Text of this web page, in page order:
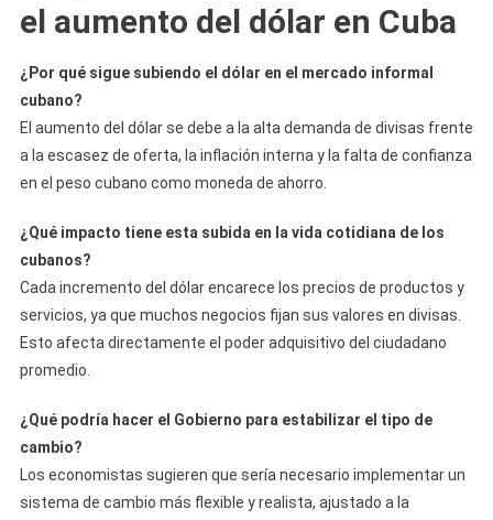
el aumento del dólar en Cuba
¿Por qué sigue subiendo el dólar en el mercado informal
cubano?
El aumento del dólar se debe a la alta demanda de divisas frente
a la escasez de oferta, la inflación interna y la falta de confianza
en el peso cubano como moneda de ahorro.
¿Qué impacto tiene esta subida en la vida cotidiana de los
cubanos?
Cada incremento del dólar encarece los precios de productos y
servicios, ya que muchos negocios fijan sus valores en divisas.
Esto afecta directamente el poder adquisitivo del ciudadano
promedio.
¿Qué podría hacer el Gobierno para estabilizar el tipo de
cambio?
Los economistas sugieren que sería necesario implementar un
sistema de cambio más flexible y realista, ajustado a la